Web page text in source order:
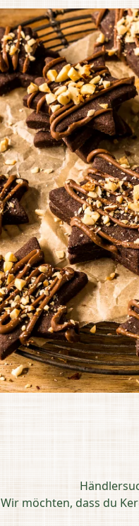
Wir möchten, dass du